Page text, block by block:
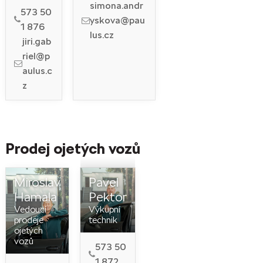
573 50
1 876
jiri.gab
riel@p
aulus.c
z
simona.andr
yskova@pau
lus.cz
Prodej ojetých vozů
Miroslav
Hamala
Vedoucí
prodeje
ojetých
vozů
Pavel
Pektor
Výkupní
technik
573 50